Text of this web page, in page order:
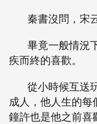
秦書沒問，宋
畢竟一般情況
疾而終的喜歡。
從小時候互送
成人，他人生的每
鐘許也是他之前喜